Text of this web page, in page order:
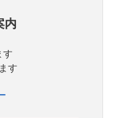
内
す
す